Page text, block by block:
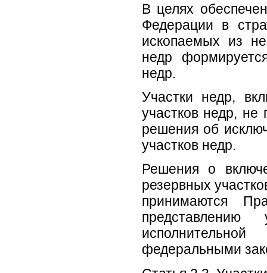
В целях
Федерации в
ископаемых из
недр
недр.
Участки недр,
участков недр, не
решения об
участков недр.
Решения о
резервных
принимаются
представлению
федеральными